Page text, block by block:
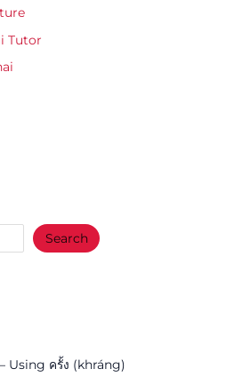
Tutor
Search
Using ครั้ง (khráng)